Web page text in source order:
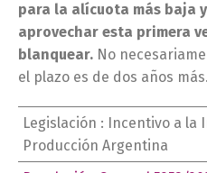
para la alícuota más baja
aprovechar esta primera
blanquear. No
el plazo es de dos años más.
Legislación : Incentivo a la
Producción Argentina